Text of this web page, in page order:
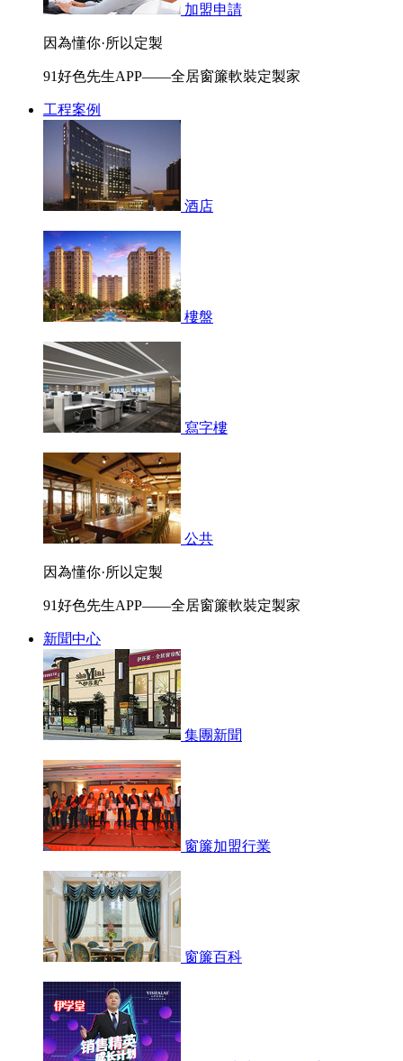
加盟申請
因為懂你·所以定製
91好色先生APP——全居窗簾軟裝定製家
工程案例
酒店
樓盤
寫字樓
公共
因為懂你·所以定製
91好色先生APP——全居窗簾軟裝定製家
新聞中心
集團新聞
窗簾加盟行業
窗簾百科